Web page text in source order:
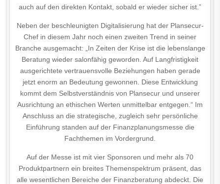
auch auf den direkten Kontakt, sobald er wieder sicher ist.”
Neben der beschleunigten Digitalisierung hat der Plansecur-
Chef in diesem Jahr noch einen zweiten Trend in seiner
Branche ausgemacht: „In Zeiten der Krise ist die lebenslange
Beratung wieder salonfähig geworden. Auf Langfristigkeit
ausgerichtete vertrauensvolle Beziehungen haben gerade
jetzt enorm an Bedeutung gewonnen. Diese Entwicklung
kommt dem Selbstverständnis von Plansecur und unserer
Ausrichtung an ethischen Werten unmittelbar entgegen.“ Im
Anschluss an die strategische, zugleich sehr persönliche
Einführung standen auf der Finanzplanungsmesse die
Fachthemen im Vordergrund.
Auf der Messe ist mit vier Sponsoren und mehr als 70
Produktpartnern ein breites Themenspektrum präsent, das
alle wesentlichen Bereiche der Finanzberatung abdeckt. Die